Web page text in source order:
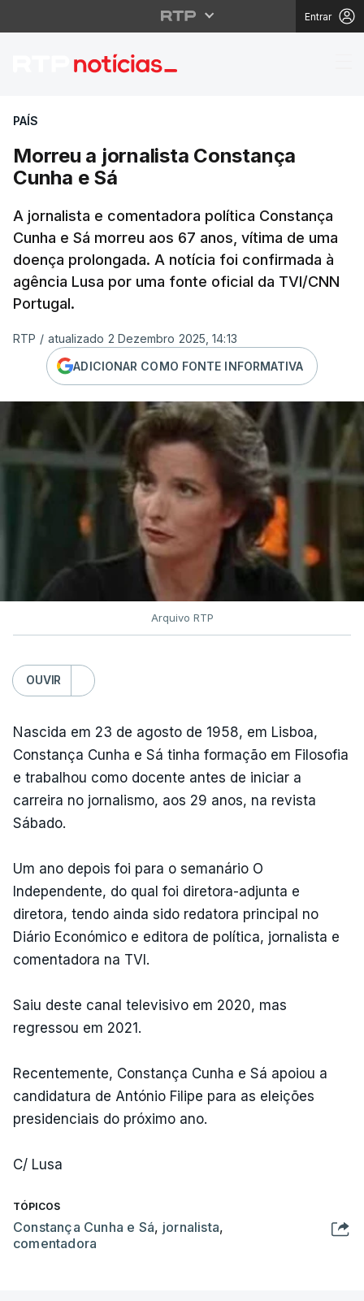
Entrar
Morreu a jornalista
PAÍS
Morreu a jornalista Constança
Cunha e Sá
A jornalista e comentadora política Constança
Cunha e Sá morreu aos 67 anos, vítima de uma
doença prolongada. A notícia foi confirmada à
agência Lusa por uma fonte oficial da TVI/CNN
Portugal.
RTP / atualizado 2 Dezembro 2025, 14:13
ADICIONAR COMO FONTE INFORMATIVA
Arquivo RTP
OUVIR
Nascida em 23 de agosto de 1958, em Lisboa,
Constança Cunha e Sá tinha formação em Filosofia
e trabalhou como docente antes de iniciar a
carreira no jornalismo, aos 29 anos, na revista
Sábado.
Um ano depois foi para o semanário O
Independente, do qual foi diretora-adjunta e
diretora, tendo ainda sido redatora principal no
Diário Económico e editora de política, jornalista e
comentadora na TVI.
Saiu deste canal televisivo em 2020, mas
regressou em 2021.
Recentemente, Constança Cunha e Sá apoiou a
candidatura de António Filipe para as eleições
presidenciais do próximo ano.
C/ Lusa
TÓPICOS
Constança Cunha e Sá, jornalista,
comentadora